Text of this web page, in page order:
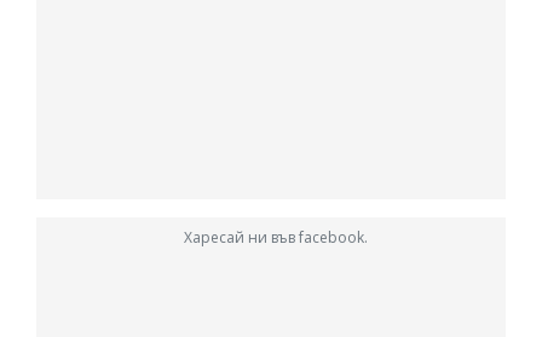
Харесай ни във facebook.